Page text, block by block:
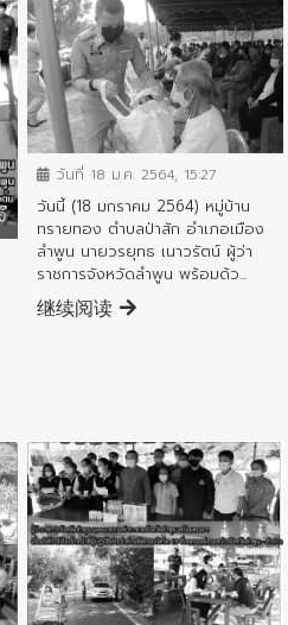
ข่าวประชาสัมพันธ์
วันที่ 18 ม.ค. 2564, 15:27
วันนี้ (18 มกราคม 2564) หมู่บ้าน
ทรายทอง ตำบลป่าสัก อำเภอเมือง
ลำพูน นายวรยุทธ เนาวรัตน์ ผู้ว่า
ราชการจังหวัดลำพูน พร้อมด้ว...
继续阅读
ข่าวประชาสัมพันธ์